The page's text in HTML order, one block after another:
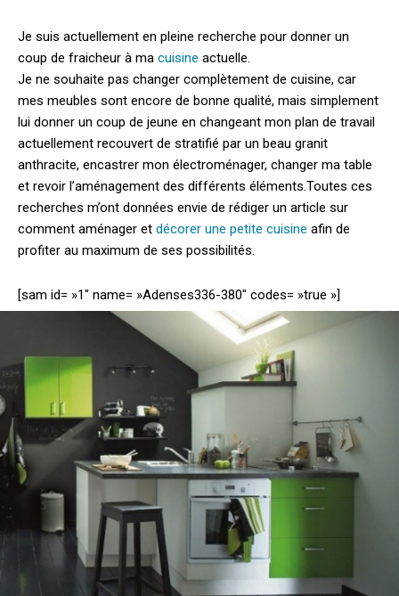
Je suis actuellement en pleine recherche pour donner un
coup de fraicheur à ma cuisine actuelle.
Je ne souhaite pas changer complètement de cuisine, car
mes meubles sont encore de bonne qualité, mais simplement
lui donner un coup de jeune en changeant mon plan de travail
actuellement recouvert de stratifié par un beau granit
anthracite, encastrer mon électroménager, changer ma table
et revoir l’aménagement des différents éléments.Toutes ces
recherches m’ont données envie de rédiger un article sur
comment aménager et décorer une petite cuisine afin de
profiter au maximum de ses possibilités.
[sam id= »1″ name= »Adenses336-380″ codes= »true »]